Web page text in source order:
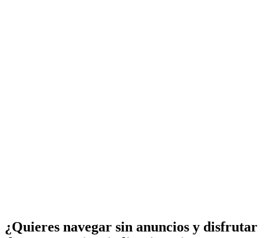
¿Quieres navegar sin anuncios y disfrutar